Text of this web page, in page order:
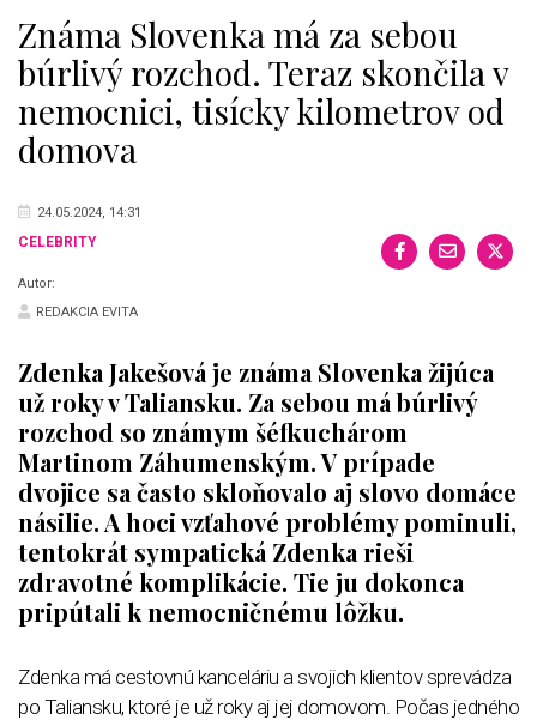
Známa Slovenka má za sebou
búrlivý rozchod. Teraz skončila v
nemocnici, tisícky kilometrov od
domova
24.05.2024, 14:31
CELEBRITY
Autor:
REDAKCIA EVITA
Zdenka Jakešová je známa Slovenka žijúca
už roky v Taliansku. Za sebou má búrlivý
rozchod so známym šéfkuchárom
Martinom Záhumenským. V prípade
dvojice sa často skloňovalo aj slovo domáce
násilie. A hoci vzťahové problémy pominuli,
tentokrát sympatická Zdenka rieši
zdravotné komplikácie. Tie ju dokonca
pripútali k nemocničnému lôžku.
Zdenka má cestovnú kanceláriu a svojich klientov sprevádza
po Taliansku, ktoré je už roky aj jej domovom. Počas jedného